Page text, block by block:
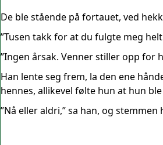
De ble stående på fortauet, ved
”Tusen takk for at du fulgte meg
”Ingen årsak. Venner stiller opp for
Han lente seg frem, la den ene
hennes, allikevel følte hun at hun
”Nå eller aldri,” sa han, og